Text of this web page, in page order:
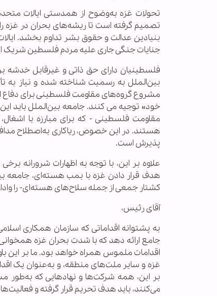
تحولات غزه به‌وضوح از همدستی ایالات
تصمیم گرفته است تا ریشه‌های بحران در غزه
بنیادین عدالت و حقوق بشر تداوم بخشد.
جنایات جنگی جاری علیه مردم فلسطین شریک
فلسطینیان دارای حق ذاتی و غیرقابل خدشه
بین‌الملل به رسمیت شناخته شده و نیاز به
مشروع گروه‌های مقاومت فلسطینی برای دفاع از
خود» توجیه می کنند. جامعه بین‌الملل باید
مقاومت فلسطینی - که برای مبارزه با
هستند. در این خصوص، ریاکاری به‌اصطلاح
پذیرش است.
علاوه بر این، با توجه به اظهارات شرورانه
هدف قرار دادن غزه با بمب هسته‌ای، جامعه
کشتار جمعی از جمله سلاح‌های هسته‌ای- را
آقای رئیس،
به پشتوانه اقداماتی که سازمان همکاری
جامع ارائه دهد که با شدت بحران غزه
اقدامات ملموس همراه خواهد بود. ما بر این
غزه و سایر ملت‌های منطقه، و به‌عنوان یک
بر این، همه شرکت‌ها و نهادهایی که به‌طور
می‌کنند، باید هدف تحریم قرار گرفته و